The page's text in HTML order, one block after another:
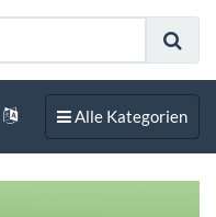
Toggle navigation
Alle Kategorien